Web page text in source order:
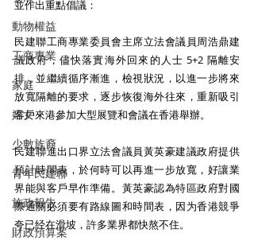
動物權益
工商專業
家庭
婦女
少數族裔
青年民建聯
施政報告
財政預算案
並作出重點倡議：
民建聯工商專業委員會主席立法會議員周浩鼎建
議政府，儘快落實海外回來的人士 5+2 隔離安
排，並繼續循序漸進，檢視狀況，以進一步將來
放寬隔離的要求，逐步恢復海外往來，重新吸引
客戶來港參加大型展覽和會議在香港舉辦。
民建聯進出口界立法會議員黃英豪建議政府提供
預計時間表，於何時可以再進一步放寬，好讓業
界能與客戶早作準備。黃英豪認為特區政府對國
際通關必須要有路線圖和時間表，因为香港競爭
夸已经在滑坡，許多業界都快熬不住。